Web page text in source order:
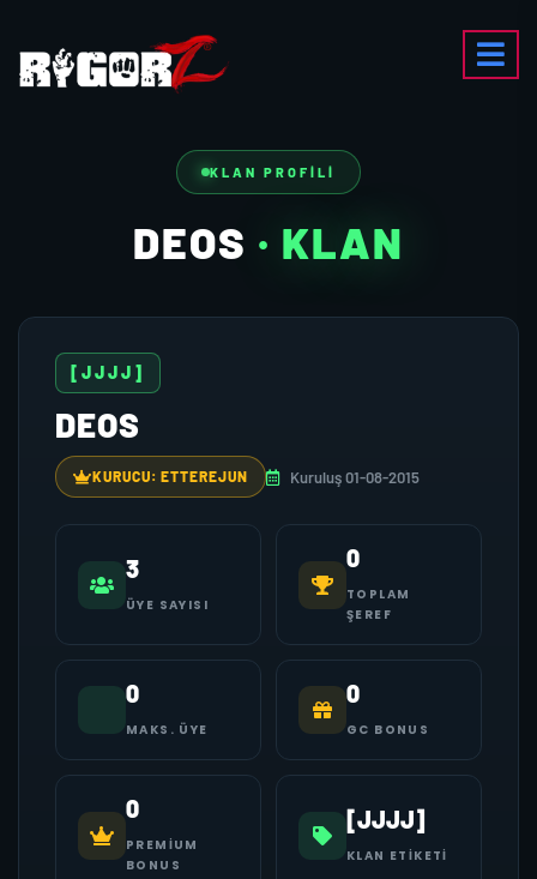
KLAN PROFILI
DEOS · KLAN
[JJJJ]
DEOS
KURUCU: ETTEREJUN Kuruluş 01-08-2015
3
ÜYE SAYISI
0
TOPLAM
ŞEREF
0
MAKS. ÜYE
0
GC BONUS
0
PREMIUM
BONUS
[JJJJ]
KLAN ETIKETI